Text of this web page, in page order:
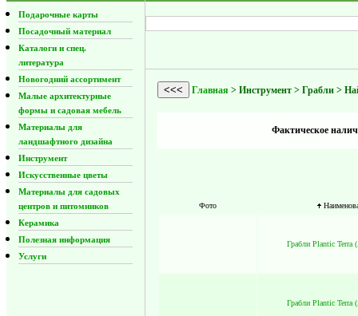
Подарочные карты
Посадочный материал
Каталоги и спец.
литература
Новогодний ассортимент
Малые архитектурные
формы и садовая мебель
Материалы для
ландшафтного дизайна
Инструмент
Искусственные цветы
Материалы для садовых
центров и питомников
Керамика
Полезная информация
Услуги
<<< Главная > Инструмент > Грабли >
Фактическое
Фото
Грабли Plantic Terra
Грабли Plantic Terra